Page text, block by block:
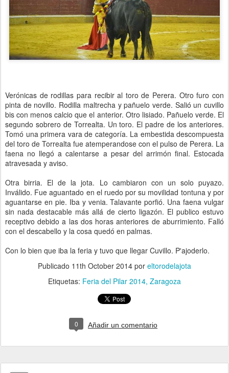
Verónicas de rodillas para recibir al toro de Perera. Otro furo con
pinta de novillo. Rodilla maltrecha y pañuelo verde. Salió un cuvillo
bis con menos calcio que el anterior. Otro lisiado. Pañuelo verde. El
segundo sobrero de Torrealta. Un toro. El padre de los anteriores.
Tomó una primera vara de categoría. La embestida descompuesta
del toro de Torrealta fue atemperandose con el pulso de Perera. La
faena no llegó a calentarse a pesar del arrimón final. Estocada
atravesada y aviso.
Otra birria. El de la jota. Lo cambiaron con un solo puyazo.
Inválido. Fue aguantado en el ruedo por su movilidad tontuna y por
aguantarse en pie. Iba y venia. Talavante porfió. Una faena vulgar
sin nada destacable más allá de cierto ligazón. El publico estuvo
receptivo debido a las dos horas anteriores de aburrimiento. Falló
con el descabello y la cosa quedó en palmas.
Con lo bien que iba la feria y tuvo que llegar Cuvillo. P'ajoderlo.
Publicado 11th October 2014 por eltorodelajota
Etiquetas: Feria del Pilar 2014 Zaragoza
0 Añadir un comentario